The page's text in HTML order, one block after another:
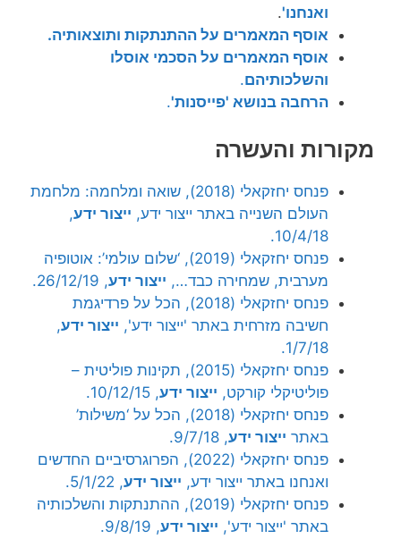
ואנחנו'.
אוסף המאמרים על ההתנתקות ותוצאותיה.
אוסף המאמרים על הסכמי אוסלו
והשלכותיהם.
הרחבה בנושא 'פייסנות'.
מקורות והעשרה
פנחס יחזקאלי (2018), שואה ומלחמה: מלחמת
העולם השנייה באתר ייצור ידע, ייצור ידע,
10/4/18.
פנחס יחזקאלי (2019), ‘שלום עולמי’: אוטופיה
מערבית, שמחירה כבד…, ייצור ידע, 26/12/19.
פנחס יחזקאלי (2018), הכל על פרדיגמת
חשיבה מזרחית באתר 'ייצור ידע', ייצור ידע,
1/7/18.
פנחס יחזקאלי (2015), תקינות פוליטית –
פוליטיקלי קורקט, ייצור ידע, 10/12/15.
פנחס יחזקאלי (2018), הכל על ‘משילות’
באתר ייצור ידע, 9/7/18.
פנחס יחזקאלי (2022), הפרוגרסיביים החדשים
ואנחנו באתר ייצור ידע, ייצור ידע, 5/1/22.
פנחס יחזקאלי (2019), ההתנתקות והשלכותיה
באתר 'ייצור ידע', ייצור ידע, 9/8/19.